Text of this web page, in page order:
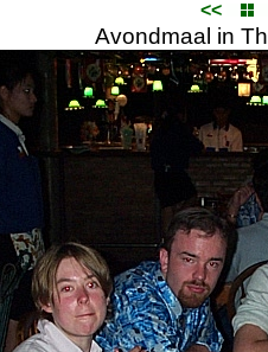
<<
Avondmaal in